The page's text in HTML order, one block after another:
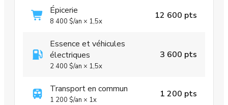
Épicerie
8 400 $/an × 1,5x
12 600 pts
Essence et véhicules
électriques
2 400 $/an × 1,5x
3 600 pts
Transport en commun
1 200 $/an × 1x
1 200 pts